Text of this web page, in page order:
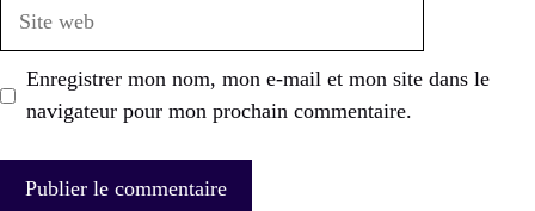
Enregistrer mon nom, mon e-mail et mon site dans le
navigateur pour mon prochain commentaire.